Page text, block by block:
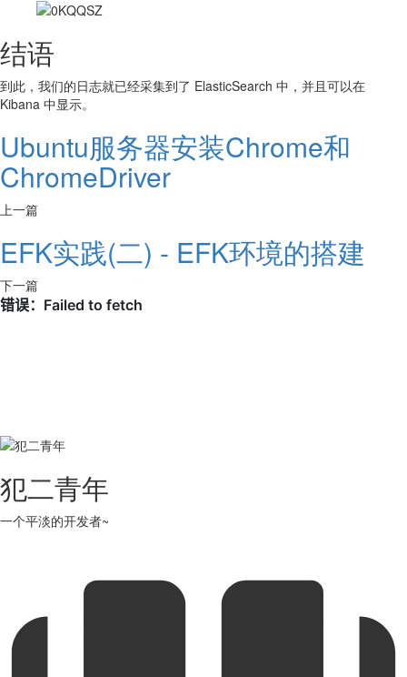
结语
到此，我们的日志就已经采集到了 ElasticSearch 中，并且可以在
Kibana 中显示。
Ubuntu服务器安装Chrome和
ChromeDriver
上一篇
EFK实践(二) - EFK环境的搭建
下一篇
犯二青年
一个平淡的开发者~